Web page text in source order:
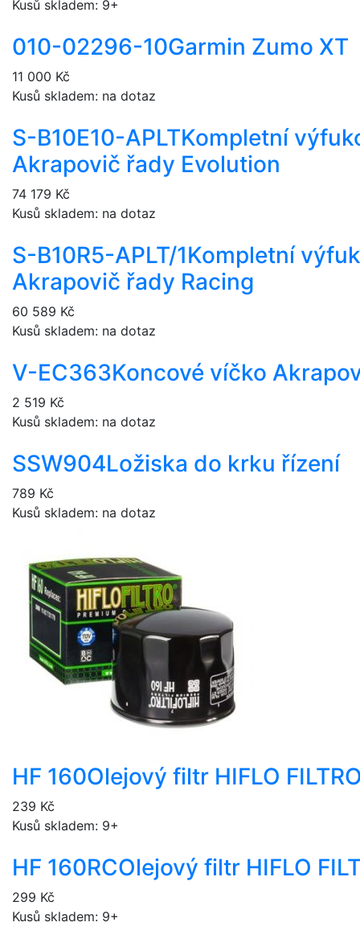
Kusů skladem: 9+
010-02296-10Garmin Zumo XT
11 000 Kč
Kusů skladem: na dotaz
S-B10E10-APLTKompletní
Akrapovič řady Evolution
74 179 Kč
Kusů skladem: na dotaz
S-B10R5-APLT/1Kompletní
Akrapovič řady Racing
60 589 Kč
Kusů skladem: na dotaz
V-EC363Koncové víčko
2 519 Kč
Kusů skladem: na dotaz
SSW904Ložiska do krku řízení
789 Kč
Kusů skladem: na dotaz
HF 160Olejový filtr HIFLO
239 Kč
Kusů skladem: 9+
HF 160RCOlejový filtr HIFLO
299 Kč
Kusů skladem: 9+